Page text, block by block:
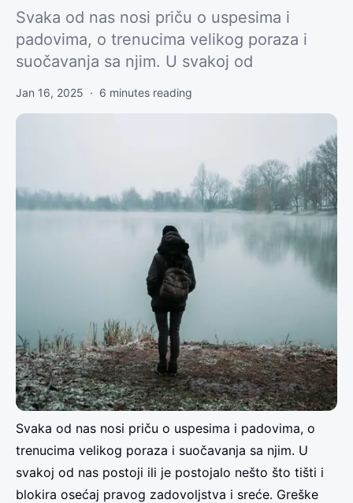
Svaka od nas nosi priču o uspesima i
padovima, o trenucima velikog poraza i
suočavanja sa njim. U svakoj od
Jan 16, 2025 · 6 minutes reading
Svaka od nas nosi priču o uspesima i padovima, o
trenucima velikog poraza i suočavanja sa njim. U
svakoj od nas postoji ili je postojalo nešto što tišti i
blokira osećaj pravog zadovoljstva i sreće. Greške